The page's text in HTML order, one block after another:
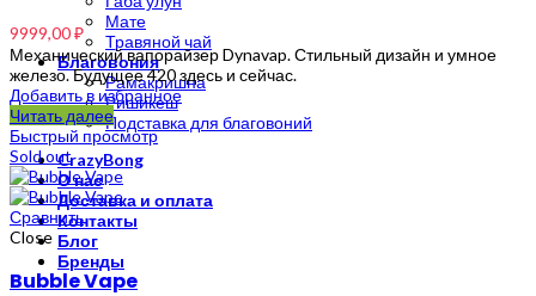
Мате
Травяной чай
Благовония
Рамакришна
Ришикеш
Подставка для благовоний
CrazyBong
О нас
Доставка и оплата
Контакты
Блог
Бренды
9999,00₽
Механический вапорайзер Dynavap. Стильный дизайн и умное
железо. Будущее 420 здесь и сейчас.
Добавить в избранное
Читать далее
Быстрый просмотр
Sold out
Сравнить
Close
Bubble Vape